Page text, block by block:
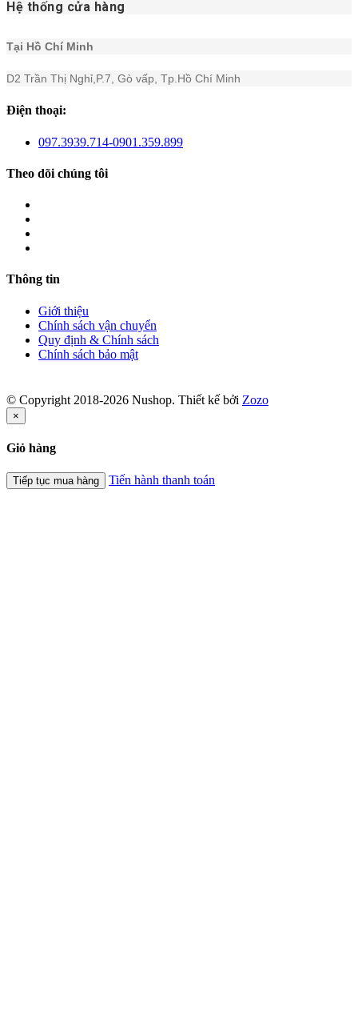
Hệ thống cửa hàng
Tại Hồ Chí Minh
D2 Trần Thị Nghỉ,P.7, Gò vấp, Tp.Hồ Chí Minh
Điện thoại:
097.3939.714-0901.359.899
Theo dõi chúng tôi
Thông tin
Giới thiệu
Chính sách vận chuyển
Quy định & Chính sách
Chính sách bảo mật
© Copyright 2018-2026 Nushop. Thiết kế bởi Zozo
×
Giỏ hàng
Tiếp tục mua hàng Tiến hành thanh toán